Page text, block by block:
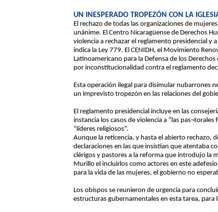
UN INESPERADO TROPEZÓN CON LA
El rechazo de todas las organizaciones de
unánime. El Centro Nicaragüense de Derechos
violencia a rechazar el reglamento presidencial y
indica la Ley 779. El CENIDH, el Movimiento
Latinoamericano para la Defensa de los
por inconstitucionalidad contra el reglamento
Esta operación ilegal para disimular nubarrones
un imprevisto tropezón en las relaciones del
El reglamento presidencial incluye en las
instancia los casos de violencia a “las
“líderes religiosos”.
Aunque la reticencia, y hasta el abierto rechazo,
declaraciones en las que insistían que atentaba
clérigos y pastores a la reforma que introdujo la
Murillo el incluirlos como actores en este
para la vida de las mujeres, el gobierno no
Los obispos se reunieron de urgencia para
estructuras gubernamentales en esta tarea,